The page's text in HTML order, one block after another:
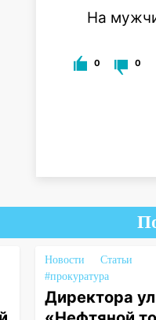
На
0 0
Новости
Статьи
#прокуратура
Директора